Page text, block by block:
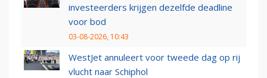
investeerders krijgen dezelfde deadline
voor bod
03-08-2026, 10:43
WestJet annuleert voor tweede dag op rij
vlucht naar Schiphol